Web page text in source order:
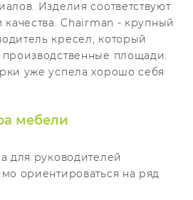
Изделия соответствуют
качества. Chairman - крупный
кресел, который
площади.
уже успела хорошо себя
мебели
для руководителей
ориентироваться на ряд